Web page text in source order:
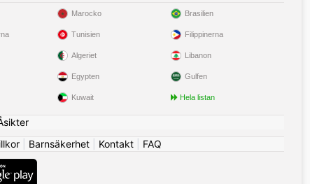
Marocko
Tunisien
Algeriet
Egypten
Kuwait
Brasilien
Filippinerna
Libanon
Gulfen
Hela listan
Barnsäkerhet Kontakt FAQ